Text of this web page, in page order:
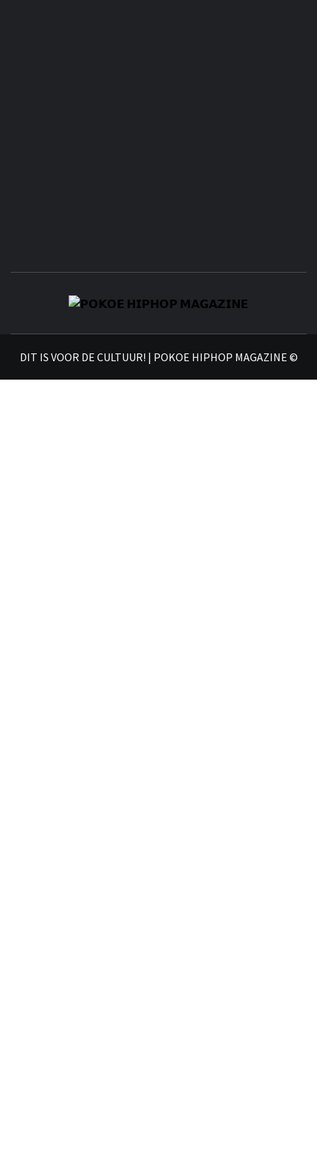
DIT IS VOOR DE CULTUUR! | POKOE HIPHOP MAGAZINE ©